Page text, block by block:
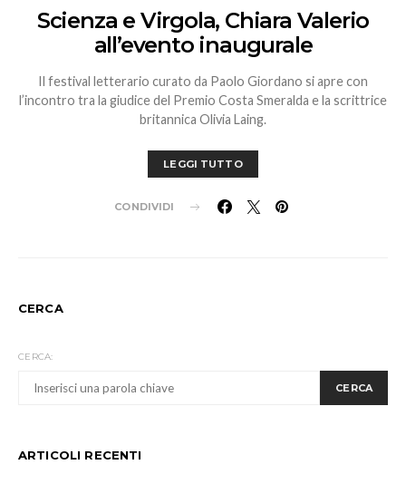
Scienza e Virgola, Chiara Valerio
all’evento inaugurale
Il festival letterario curato da Paolo Giordano si apre con
l’incontro tra la giudice del Premio Costa Smeralda e la scrittrice
britannica Olivia Laing.
LEGGI TUTTO
CONDIVIDI
CERCA
CERCA:
CERCA
ARTICOLI RECENTI